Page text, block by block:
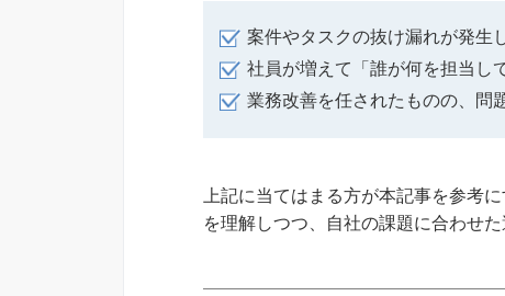
案件やタスクの抜け漏れが発生
社員が増えて「誰が何を担当し
業務改善を任されたものの、問
上記に当てはまる方が本記事を参考
を理解しつつ、自社の課題に合わせ